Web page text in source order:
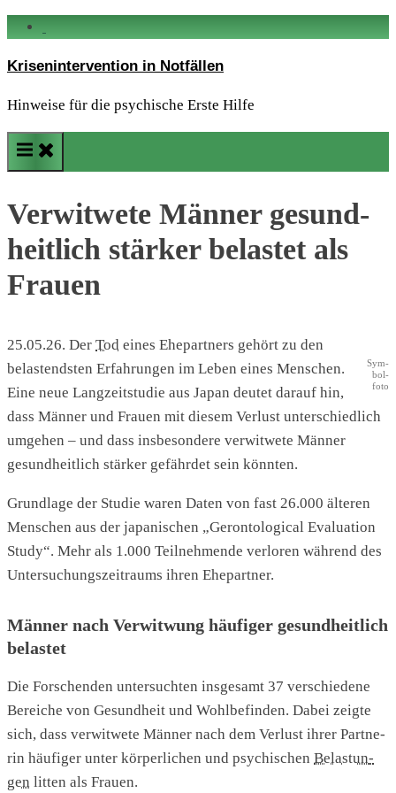
Skip
content
Krisenintervention in Notfällen
Hinweise für die psychische Erste Hilfe
Ver­wit­we­te Män­ner gesund­
heit­lich stär­ker belas­tet als
Frau­en
Sym­
bol­
fo­to
25.05.26. Der Tod eines Ehe­part­ners gehört zu den
belast­ends­ten Erfah­run­gen im Leben eines Men­schen.
Eine neue Lang­zeit­stu­die aus Japan deu­tet dar­auf hin,
dass Män­ner und Frau­en mit die­sem Ver­lust unter­schied­lich
umge­hen – und dass ins­be­son­de­re ver­wit­we­te Män­ner
gesund­heit­lich stär­ker gefähr­det sein könn­ten.
Grund­la­ge der Stu­die waren Daten von fast 26.000 älte­ren
Men­schen aus der japa­ni­schen „Geron­to­lo­gi­cal Eva­lua­ti­on
Stu­dy“. Mehr als 1.000 Teil­neh­men­de ver­lo­ren wäh­rend des
Unter­su­chungs­zeit­raums ihren Ehe­part­ner.
Män­ner nach Ver­witwung häu­fi­ger gesund­heit­lich
belas­tet
Die For­schen­den unter­such­ten ins­ge­samt 37 ver­schie­de­ne
Berei­che von Gesund­heit und Wohl­be­fin­den. Dabei zeig­te
sich, dass ver­wit­we­te Män­ner nach dem Ver­lust ihrer Part­ne­
rin häu­fi­ger unter kör­per­li­chen und psy­chi­schen Belas­tun­
gen lit­ten als Frau­en.